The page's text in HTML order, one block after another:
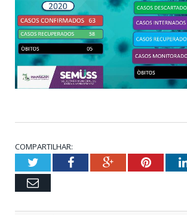
COMPARTILHAR:
TwitterFacebookGoogle+
Email